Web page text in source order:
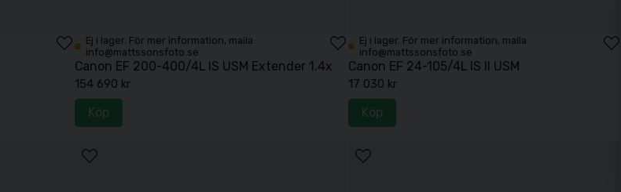
Ej i lager. För mer information, maila
info@mattssonsfoto.se
Canon EF 200-400/4L IS USM Extender 1.4x
154 690 kr
Köp
Ej i lager. För mer information, maila
info@mattssonsfoto.se
Canon EF 24-105/4L IS II USM
17 030 kr
Köp